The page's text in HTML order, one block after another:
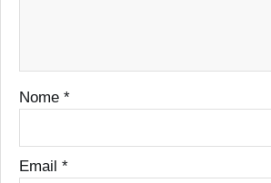
Nome *
Email *